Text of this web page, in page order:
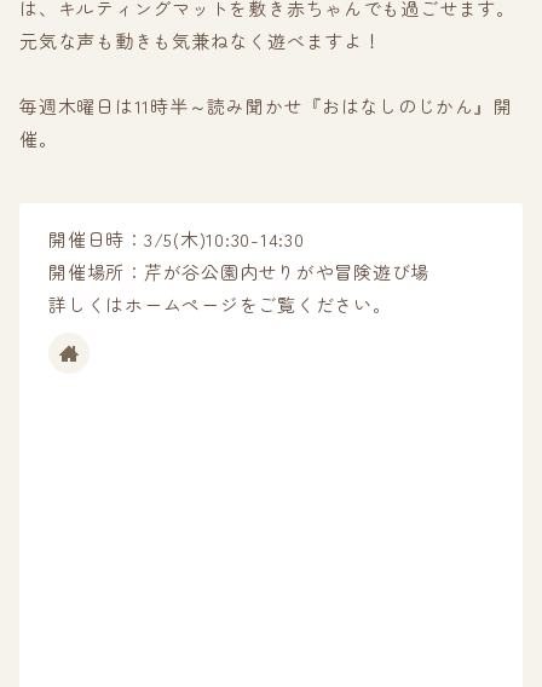
は、キルティングマットを敷き赤ちゃんでも過ごせます。
元気な声も動きも気兼ねなく遊べますよ！
毎週木曜日は11時半～読み聞かせ『おはなしのじかん』開
催。
開催日時：3/5(木)10:30-14:30
開催場所：芹が谷公園内せりがや冒険遊び場
詳しくはホームページをご覧ください。